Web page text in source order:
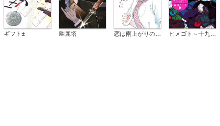
ギフト± 幽麗塔 ヒメゴト～十九歳の制服～